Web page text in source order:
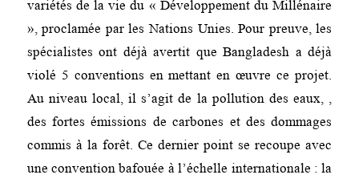
variétés de la vie du « Développement du Millénaire
», proclamée par les Nations Unies. Pour preuve, les
spécialistes ont déjà avertit que Bangladesh a déjà
violé 5 conventions en mettant en œuvre ce projet.
Au niveau local, il s’agit de la pollution des eaux, ,
des fortes émissions de carbones et des dommages
commis à la forêt. Ce dernier point se recoupe avec
une convention bafouée à l’échelle internationale : la